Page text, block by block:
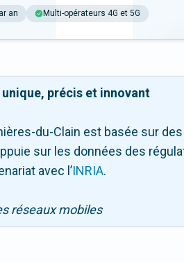
an Multi-opérateurs 4G et 5G
précis et innovant
du-Clain est basée sur
sur les données des
avec l ’INRIA.
réseaux mobiles